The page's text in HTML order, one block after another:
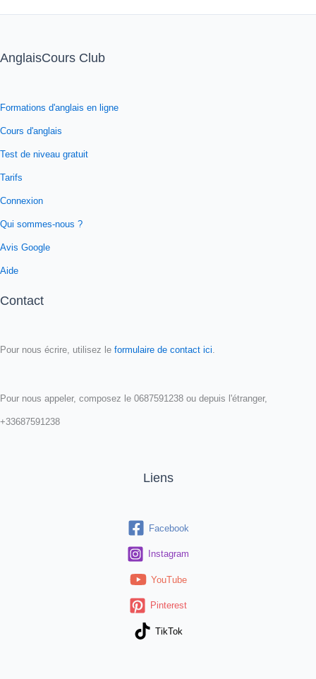
AnglaisCours Club
Formations d'anglais en ligne
Cours d'anglais
Test de niveau gratuit
Tarifs
Connexion
Qui sommes-nous ?
Avis Google
Aide
Contact
Pour nous écrire, utilisez le formulaire de contact ici.
Pour nous appeler, composez le 0687591238 ou depuis l'étranger,
+33687591238
Liens
Facebook
Instagram
YouTube
Pinterest
TikTok